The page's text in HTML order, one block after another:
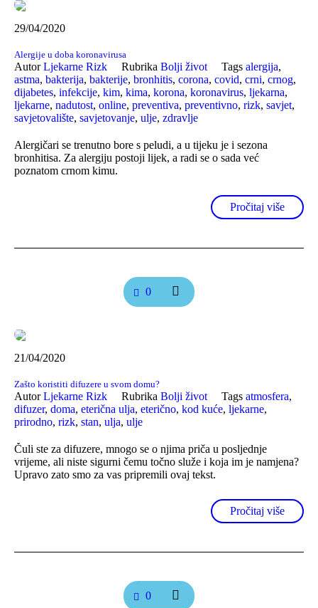
29/04/2020
Alergije u doba koronavirusa
AutorLjekarne Rizk Rubrika Bolji život Tags alergija,
astma, bakterija, bakterije, bronhitis, corona, covid, crni, crnog,
dijabetes, infekcije, kim, kima, korona, koronavirus, ljekarna,
ljekarne, nadutost, online, preventiva, preventivno, rizk, savjet,
savjetovalište, savjetovanje, ulje, zdravlje
Alergičari se trenutno bore s peludi, a u tijeku je i sezona
bronhitisa. Za alergiju postoji lijek, a radi se o sada već
poznatom crnom kimu.
Pročitaj više
0
21/04/2020
Zašto koristiti difuzere u svom domu?
AutorLjekarne Rizk Rubrika Bolji život Tags atmosfera,
difuzer, doma, eterična ulja, eterično, kod kuće, ljekarne,
prirodno, rizk, stan, ulja, ulje
Čuli ste za difuzere, mnogo se o njima priča u posljednje
vrijeme, ali niste sigurni čemu točno služe i koja im je namjena?
Upravo zato smo za vas pripremili ovaj tekst.
Pročitaj više
0